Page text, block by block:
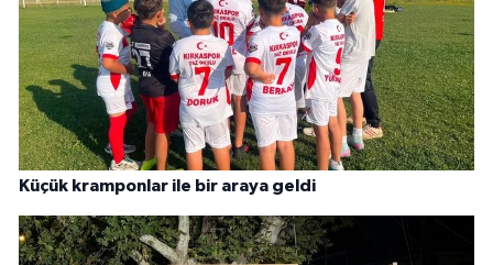
Küçük kramponlar ile bir araya geldi